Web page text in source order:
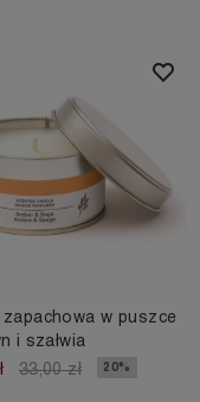
zapachowa w puszce
i szałwia
33,00 zł 20%